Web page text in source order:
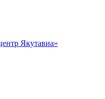
Якутавиа»